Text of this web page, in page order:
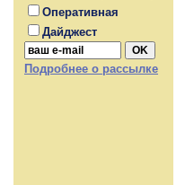
Оперативная
Дайджест
Подробнее о рассылке